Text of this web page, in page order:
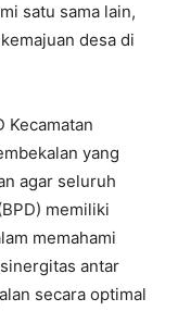
satu sama lain,
desa di
Kecamatan
yang
agar seluruh
memiliki
memahami
antar
secara optimal